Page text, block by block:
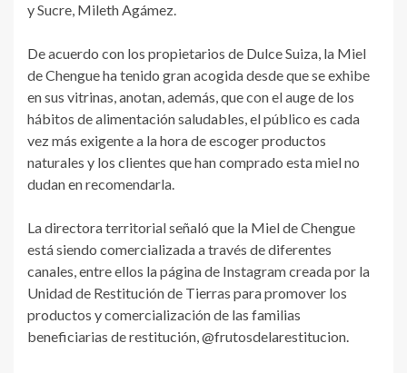
y Sucre, Mileth Agámez.
De acuerdo con los propietarios de Dulce Suiza, la Miel
de Chengue ha tenido gran acogida desde que se exhibe
en sus vitrinas, anotan, además, que con el auge de los
hábitos de alimentación saludables, el público es cada
vez más exigente a la hora de escoger productos
naturales y los clientes que han comprado esta miel no
dudan en recomendarla.
La directora territorial señaló que la Miel de Chengue
está siendo comercializada a través de diferentes
canales, entre ellos la página de Instagram creada por la
Unidad de Restitución de Tierras para promover los
productos y comercialización de las familias
beneficiarias de restitución, @frutosdelarestitucion.